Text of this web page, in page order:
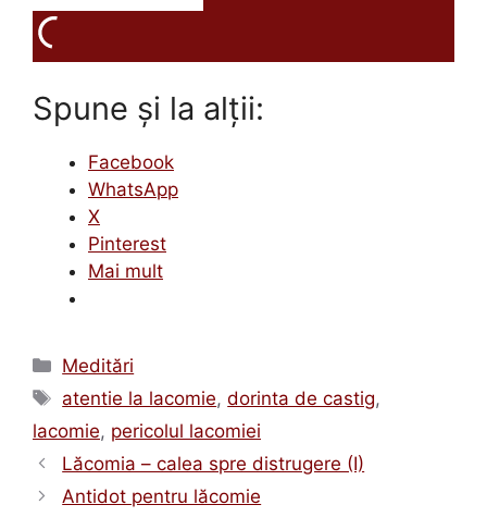
Spune și la alții:
Facebook
WhatsApp
X
Pinterest
Mai mult
Categorii
Meditări
Etichete
atentie la lacomie,dorinta de castig,
lacomie, pericolul lacomiei
Lăcomia – calea spre distrugere (I)
Antidot pentru lăcomie